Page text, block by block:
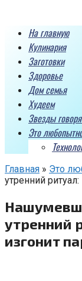
контентуНа главную
Кулинария
Заготовки
Здоровье
Дом семья
Худеем
Звезды
Это
Главная » Это
утренний
утренний
изгонит